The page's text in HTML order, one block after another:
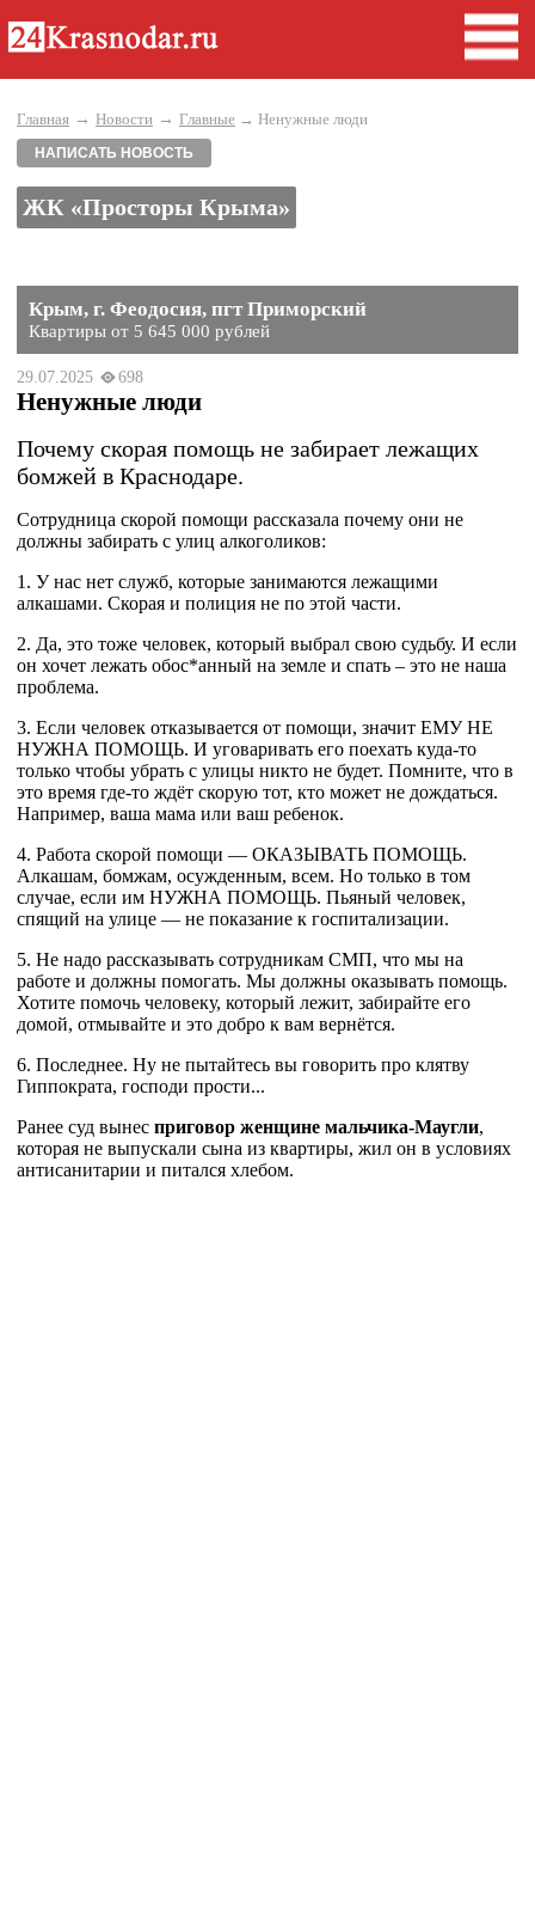
Главная → Новости → Главные → Ненужные люди
НАПИСАТЬ НОВОСТЬ
ЖК «Просторы Крыма»
Крым, г. Феодосия, пгт Приморский
Квартиры от 5 645 000 рублей
29.07.2025 698
Ненужные люди
Почему скорая помощь не забирает лежащих
бомжей в Краснодаре.
Сотрудница скорой помощи рассказала почему они не
должны забирать с улиц алкоголиков:
1. У нас нет служб, которые занимаются лежащими
алкашами. Скорая и полиция не по этой части.
2. Да, это тоже человек, который выбрал свою судьбу. И если
он хочет лежать обос*анный на земле и спать – это не наша
проблема.
3. Если человек отказывается от помощи, значит ЕМУ НЕ
НУЖНА ПОМОЩЬ. И уговаривать его поехать куда-то
только чтобы убрать с улицы никто не будет. Помните, что в
это время где-то ждёт скорую тот, кто может не дождаться.
Например, ваша мама или ваш ребенок.
4. Работа скорой помощи — ОКАЗЫВАТЬ ПОМОЩЬ.
Алкашам, бомжам, осужденным, всем. Но только в том
случае, если им НУЖНА ПОМОЩЬ. Пьяный человек,
спящий на улице — не показание к госпитализации.
5. Не надо рассказывать сотрудникам СМП, что мы на
работе и должны помогать. Мы должны оказывать помощь.
Хотите помочь человеку, который лежит, забирайте его
домой, отмывайте и это добро к вам вернётся.
6. Последнее. Ну не пытайтесь вы говорить про клятву
Гиппократа, господи прости...
Ранее суд вынес приговор женщине мальчика-Маугли,
которая не выпускали сына из квартиры, жил он в условиях
антисанитарии и питался хлебом.